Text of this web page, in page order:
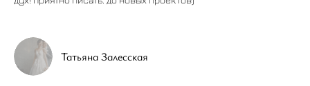
Татьяна Залесская